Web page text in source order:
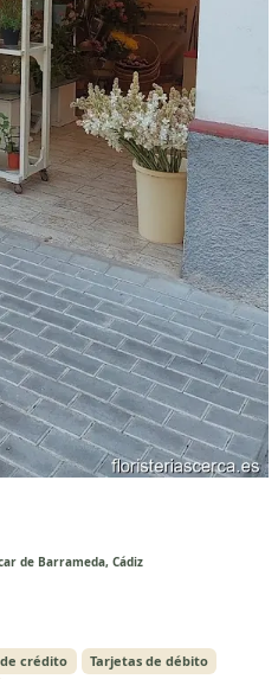
de Barrameda, Cádiz
crédito Tarjetas de débito